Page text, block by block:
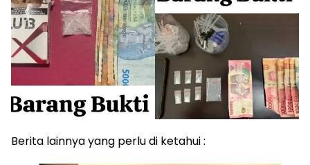
Berita lainnya yang perlu di ketahui :